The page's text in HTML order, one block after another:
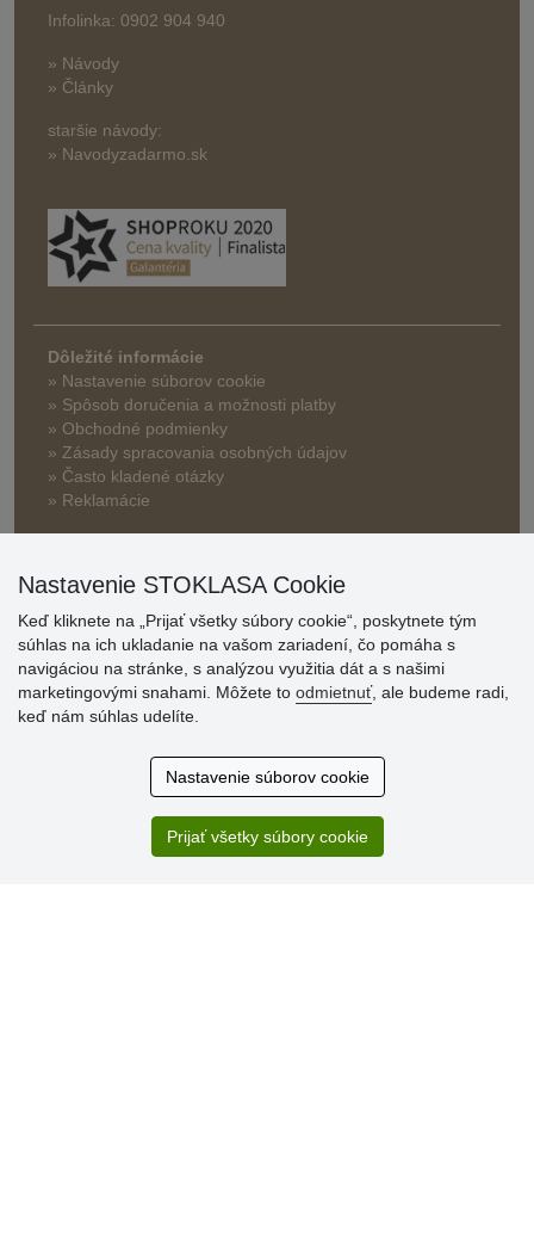
Infolinka: 0902 904 940
» Návody
» Články
staršie návody:
» Navodyzadarmo.sk
Dôležité informácie
» Nastavenie súborov cookie
» Spôsob doručenia a možnosti platby
» Obchodné podmienky
» Zásady spracovania osobných údajov
» Často kladené otázky
» Reklamácie
Hodnotenia
zákazníkov
Ústretovosť, pohotovosť. Som spokojná.
Nastavenie STOKLASA Cookie
Keď kliknete na „Prijať všetky súbory cookie“, poskytnete tým
súhlas na ich ukladanie na vašom zariadení, čo pomáha s
navigáciou na stránke, s analýzou využitia dát a s našimi
marketingovými snahami. Môžete to odmietnuť, ale budeme radi,
keď nám súhlas udelíte.
Nastavenie súborov cookie
Prijať všetky súbory cookie